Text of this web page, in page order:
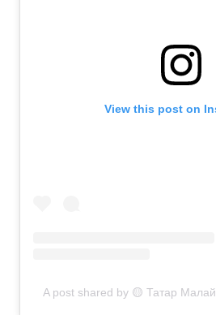
View this post on
A post shared by 🟡 Татар